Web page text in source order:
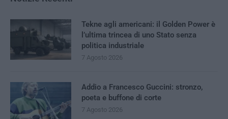
Tekne agli americani: il Golden Power è
l’ultima trincea di uno Stato senza
politica industriale
7 Agosto 2026
Addio a Francesco Guccini: stronzo,
poeta e buffone di corte
7 Agosto 2026